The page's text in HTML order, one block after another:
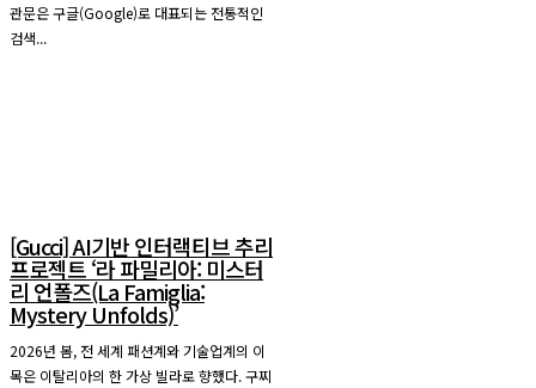
관문은 구글(Google)로 대표되는 전통적인
검색...
[Gucci] AI기반 인터랙티브 추리
프로젝트 ‘라 파밀리아: 미스터
리 언폴즈(La Famiglia:
Mystery Unfolds)’
2026년 봄, 전 세계 패션계와 기술업계의 이
목은 이탈리아의 한 가상 빌라로 향했다. 구찌